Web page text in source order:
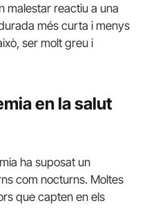
malestar reactiu a una
més curta i menys
ser molt greu i
en la salut
ha suposat un
com nocturns. Moltes
que capten en els